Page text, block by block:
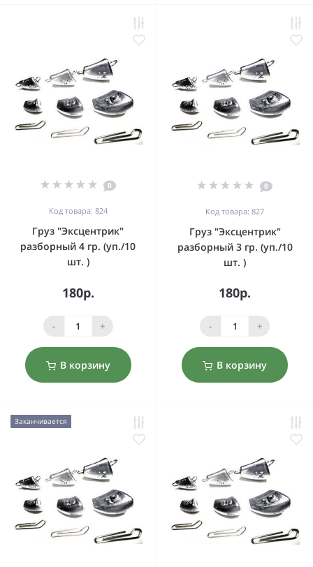
0
Код товара: 824
Груз "Эксцентрик"
разборный 4 гр. (уп./10
шт. )
180р.
- +
В корзину
0
Код товара: 827
Груз "Эксцентрик"
разборный 3 гр. (уп./10
шт. )
180р.
- +
В корзину
Заканчивается